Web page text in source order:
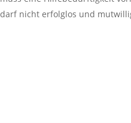
darf nicht erfolglos und